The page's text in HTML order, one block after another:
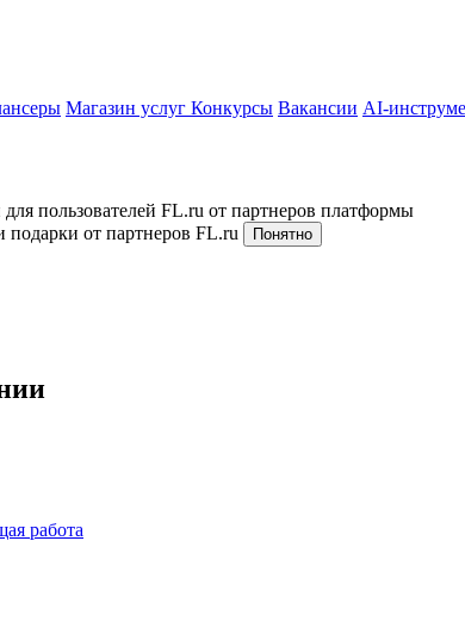
Магазин услуг Конкурсы Вакансии AI-
пользователей FL.ru от партнеров платформы
от партнеров FL.ru
Понятно
работа